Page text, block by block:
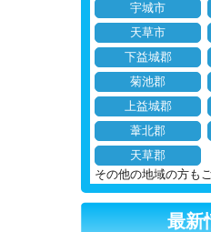
宇城市
天草市
下益城郡
菊池郡
上益城郡
葦北郡
天草郡
その他の地域の方も
最新